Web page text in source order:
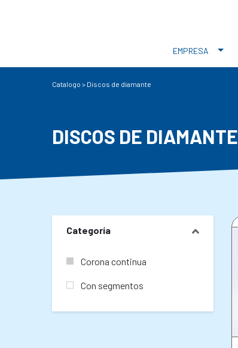
EMPRESA
Catalogo > Discos de diamante
DISCOS DE DIAMANTE
Categoría
Corona continua
Con segmentos